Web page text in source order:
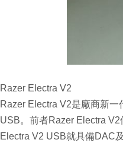
Razer Electra V2
Razer Electra V2是廠商新
USB。前者Razer Electra
Electra V2 USB就具備DAC